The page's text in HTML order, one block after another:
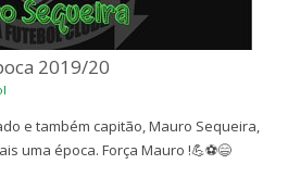
2019/20
e também capitão, Mauro Sequeira,
uma época. Força Mauro !💪⚽😄